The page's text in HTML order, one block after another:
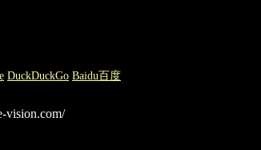
DuckDuckGo Baidu百度
vision.com/